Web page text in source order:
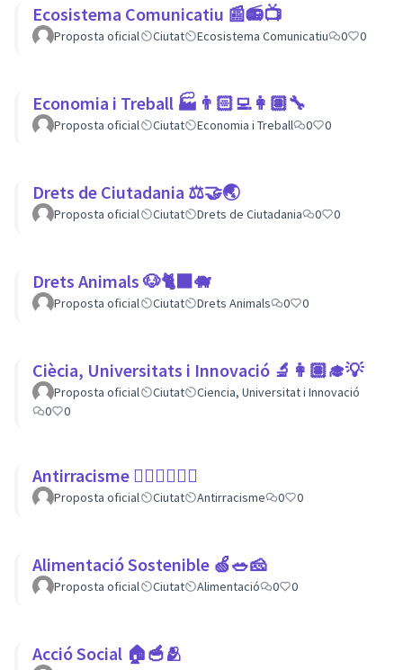
Ecosistema Comunicatiu 📰📻📺
Proposta oficial Ciutat Ecosistema Comunicatiu 0 0
Economia i Treball 🏭👨🏻‍💻👩🏽‍🔧
Proposta oficial Ciutat Economia i Treball 0 0
Drets de Ciutadania ⚖️🤝🌏
Proposta oficial Ciutat Drets de Ciutadania 0 0
Drets Animals 🐶🐈‍⬛️🐗
Proposta oficial Ciutat Drets Animals 0 0
Ciècia, Universitats i Innovació 🔬👩🏽‍🎓💡
Proposta oficial Ciutat
Ciencia, Universitat i Innovació
0
0
Antirracisme ✊🏾✊🏼✊🏿
Proposta oficial Ciutat Antirracisme 0 0
Alimentació Sostenible 🍏🥗🧀
Proposta oficial Ciutat Alimentació 0 0
Acció Social 🏠🥣🫂